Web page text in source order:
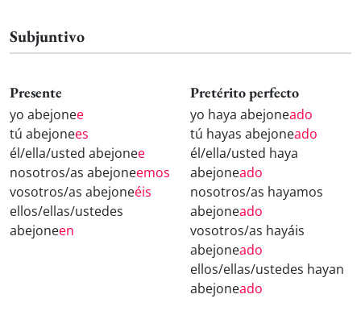
Subjuntivo
Presente
yo abejonee
tú abejonees
él/ella/usted abejonee
nosotros/as abejoneemos
vosotros/as abejoneéis
ellos/ellas/ustedes
abejoneen
Pretérito perfecto
yo haya abejoneado
tú hayas abejoneado
él/ella/usted haya
abejoneado
nosotros/as hayamos
abejoneado
vosotros/as hayáis
abejoneado
ellos/ellas/ustedes hayan
abejoneado